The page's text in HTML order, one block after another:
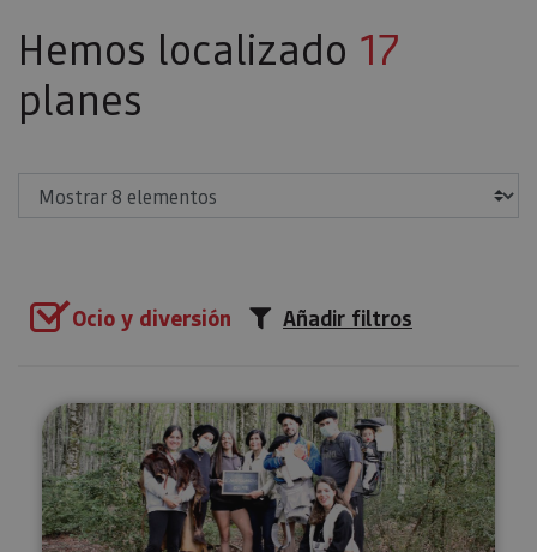
Hemos localizado 17
planes
Ocio y diversión Añadir filtros
Escape en un bosque de los